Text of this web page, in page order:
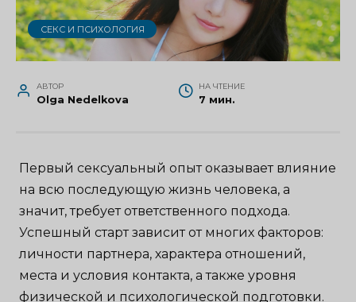
СЕКС И ПСИХОЛОГИЯ
АВТОР
Olga Nedelkova
НА ЧТЕНИЕ
7 мин.
Первый сексуальный опыт оказывает влияние
на всю последующую жизнь человека, а
значит, требует ответственного подхода.
Успешный старт зависит от многих факторов:
личности партнера, характера отношений,
места и условия контакта, а также уровня
физической и психологической подготовки.